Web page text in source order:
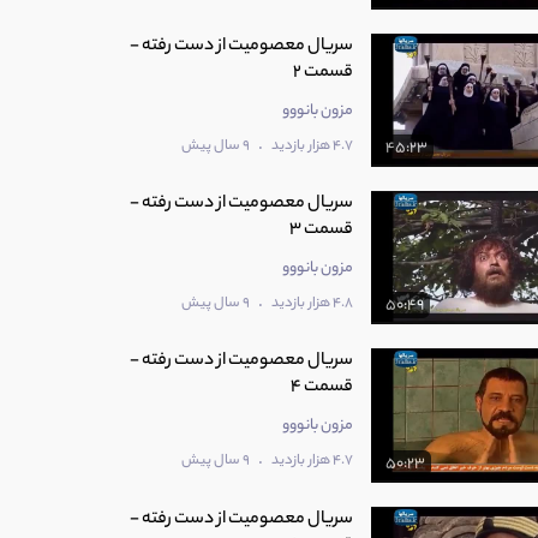
45:23
سریال معصومیت از دست رفته -
قسمت 2
مزون بانووو
4.7 هزار بازدید . 9 سال پیش
50:49
سریال معصومیت از دست رفته -
قسمت 3
مزون بانووو
4.8 هزار بازدید . 9 سال پیش
50:23
سریال معصومیت از دست رفته -
قسمت 4
مزون بانووو
4.7 هزار بازدید . 9 سال پیش
سریال معصومیت از دست رفته -